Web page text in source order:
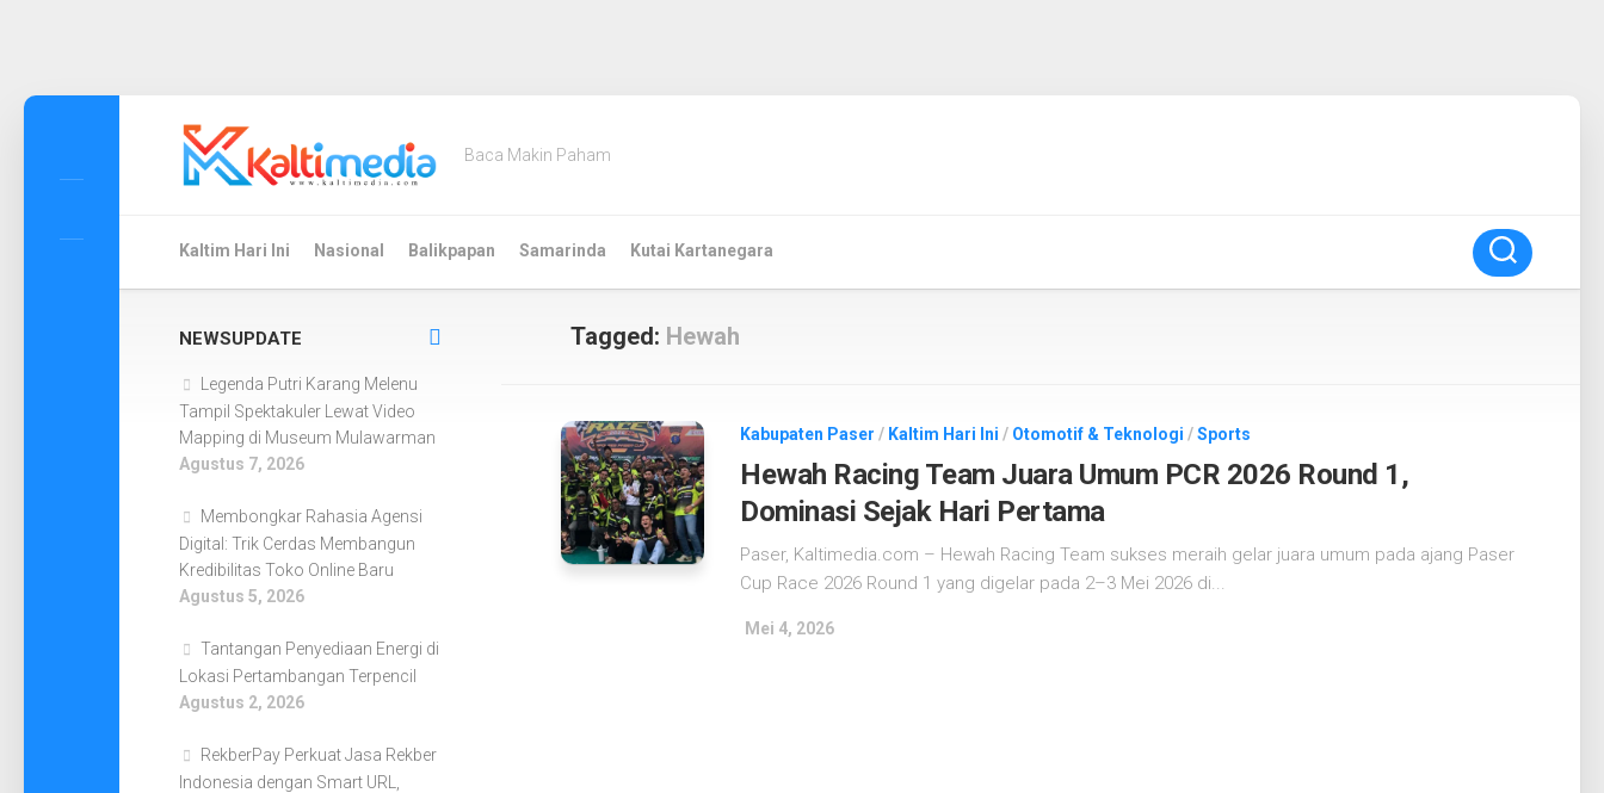
Skip
Baca Makin Paham
Kaltim Hari Ini Nasional Balikpapan Samarinda Kutai Kartanegara
Tagged: Hewah
Kabupaten Paser / Kaltim Hari Ini / Otomotif & Teknologi /Sports
Hewah Racing Team Juara Umum PCR 2026 Round 1,
Dominasi Sejak Hari Pertama
Paser, Kaltimedia.com – Hewah Racing Team sukses meraih gelar juara umum pada ajang Paser
Cup Race 2026 Round 1 yang digelar pada 2–3 Mei 2026 di...
Mei 4, 2026
NEWSUPDATE
Legenda Putri Karang Melenu
Tampil Spektakuler Lewat Video
Mapping di Museum Mulawarman
Agustus 7, 2026
Membongkar Rahasia Agensi
Digital: Trik Cerdas Membangun
Kredibilitas Toko Online Baru
Agustus 5, 2026
Tantangan Penyediaan Energi di
Lokasi Pertambangan Terpencil
Agustus 2, 2026
RekberPay Perkuat Jasa Rekber
Indonesia dengan Smart URL,